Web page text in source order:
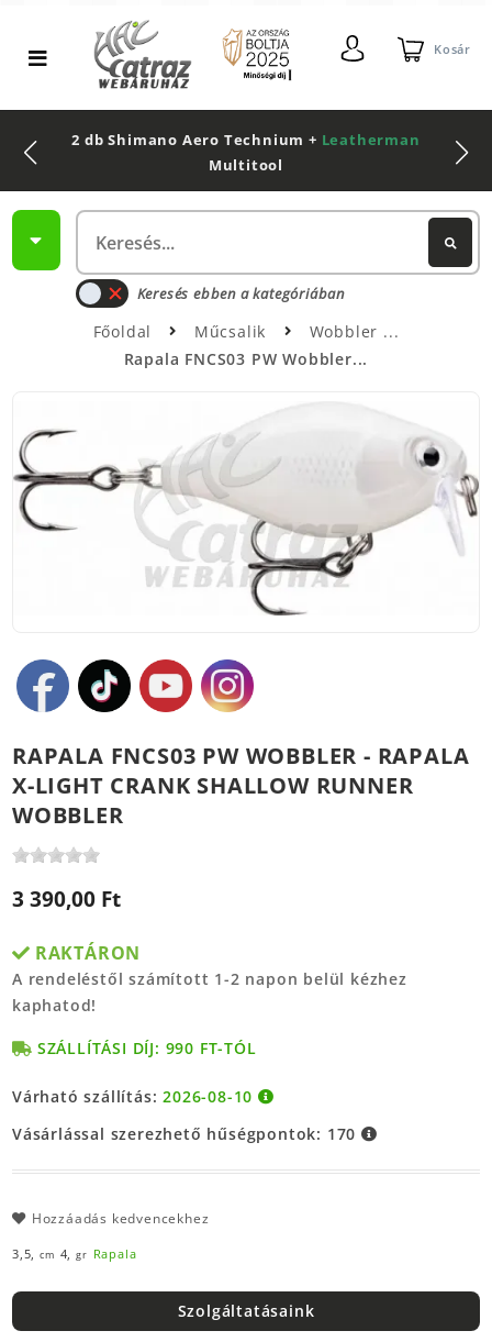
Kosár
2 db Shimano Aero Technium + Leatherman
Multitool
Keresés ebben a kategóriában
Főoldal Műcsalik
Wobbler
Rapala FNCS03 PW Wobbler...
RAPALA FNCS03 PW WOBBLER - RAPALA
X-LIGHT CRANK SHALLOW RUNNER
WOBBLER
3 390,00 Ft
RAKTÁRON
A rendeléstől számított 1-2 napon belül kézhez
kaphatod!
SZÁLLÍTÁSI DÍJ: 990 FT-TÓL
Várható szállítás:2026-08-10
Vásárlással szerezhető hűségpontok: 170
Hozzáadás kedvencekhez
3,5, cm 4,gr Rapala
Szolgáltatásaink